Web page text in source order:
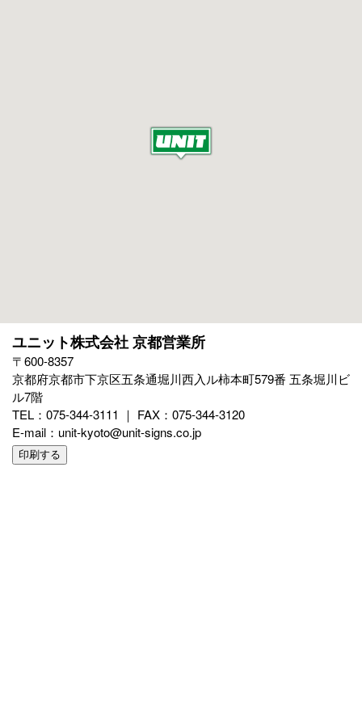
ユニット株式会社 京都営業所
〒600-8357
京都府京都市下京区五条通堀川西入ル柿本町579番 五条堀川ビ
ル7階
TEL：075-344-3111 ｜ FAX：075-344-3120
E-mail：unit-kyoto@unit-signs.co.jp
印刷する